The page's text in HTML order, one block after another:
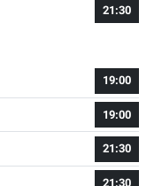
21:30
19:00
19:00
21:30
21:30